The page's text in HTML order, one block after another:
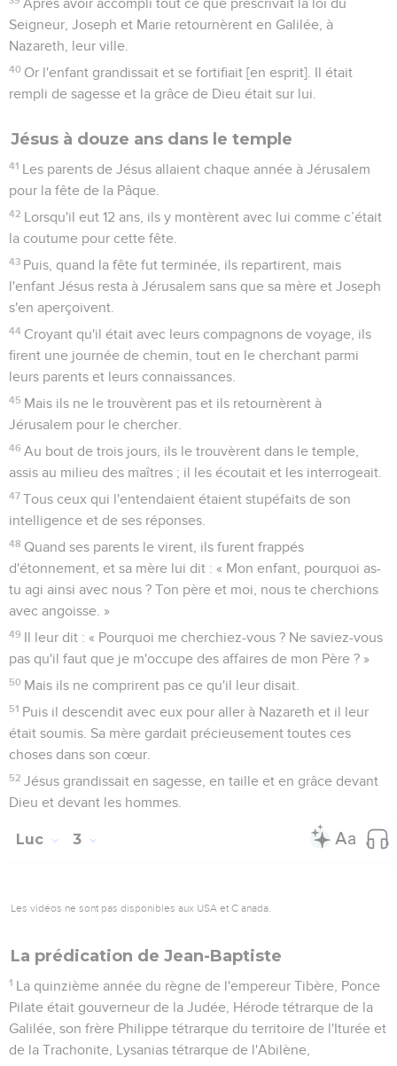
Après avoir accompli tout ce que prescrivait la loi du
Seigneur, Joseph et Marie retournèrent en Galilée, à
Nazareth, leur ville.
40 Or l'enfant grandissait et se fortifiait [en esprit]. Il était
rempli de sagesse et la grâce de Dieu était sur lui.
Jésus à douze ans dans le temple
41 Les parents de Jésus allaient chaque année à Jérusalem
pour la fête de la Pâque.
42 Lorsqu'il eut 12 ans, ils y montèrent avec lui comme c’était
la coutume pour cette fête.
43 Puis, quand la fête fut terminée, ils repartirent, mais
l'enfant Jésus resta à Jérusalem sans que sa mère et Joseph
s'en aperçoivent.
44 Croyant qu'il était avec leurs compagnons de voyage, ils
firent une journée de chemin, tout en le cherchant parmi
leurs parents et leurs connaissances.
45 Mais ils ne le trouvèrent pas et ils retournèrent à
Jérusalem pour le chercher.
46 Au bout de trois jours, ils le trouvèrent dans le temple,
assis au milieu des maîtres ; il les écoutait et les interrogeait.
47 Tous ceux qui l'entendaient étaient stupéfaits de son
intelligence et de ses réponses.
48 Quand ses parents le virent, ils furent frappés
d'étonnement, et sa mère lui dit : « Mon enfant, pourquoi as-
tu agi ainsi avec nous ? Ton père et moi, nous te cherchions
avec angoisse. »
49 Il leur dit : « Pourquoi me cherchiez-vous ? Ne saviez-vous
pas qu'il faut que je m'occupe des affaires de mon Père ? »
50 Mais ils ne comprirent pas ce qu'il leur disait.
51 Puis il descendit avec eux pour aller à Nazareth et il leur
était soumis. Sa mère gardait précieusement toutes ces
choses dans son cœur.
52 Jésus grandissait en sagesse, en taille et en grâce devant
Dieu et devant les hommes.
Luc 3
Les vidéos ne sont pas disponibles aux USA et C anada.
La prédication de Jean-Baptiste
1 La quinzième année du règne de l'empereur Tibère, Ponce
Pilate était gouverneur de la Judée, Hérode tétrarque de la
Galilée, son frère Philippe tétrarque du territoire de l'Iturée et
de la Trachonite, Lysanias tétrarque de l'Abilène,